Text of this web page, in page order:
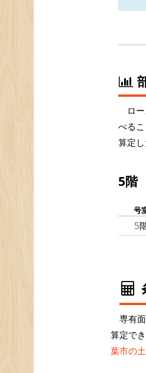
ロ
べる
算定し
5階
号
5
専有
算定で
葉市の